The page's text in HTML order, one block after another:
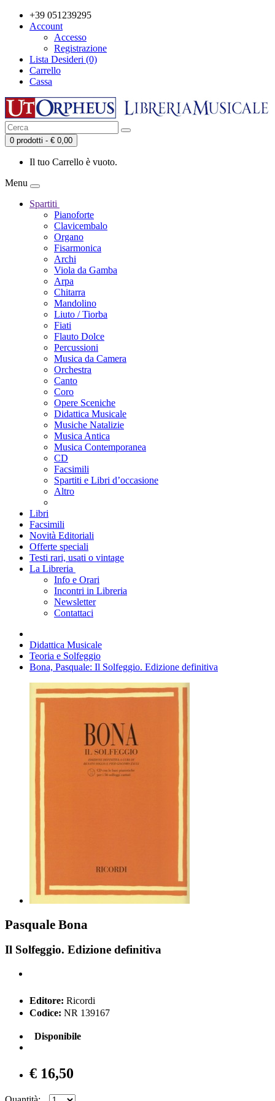
+39 051239295
Account
Accesso
Registrazione
Lista Desideri (0)
Carrello
Cassa
0 prodotti - € 0,00
Il tuo Carrello è vuoto.
Menu
Spartiti
Pianoforte
Clavicembalo
Organo
Fisarmonica
Archi
Viola da Gamba
Arpa
Chitarra
Mandolino
Liuto / Tiorba
Fiati
Flauto Dolce
Percussioni
Musica da Camera
Orchestra
Canto
Coro
Opere Sceniche
Didattica Musicale
Musiche Natalizie
Musica Antica
Musica Contemporanea
CD
Facsimili
Spartiti e Libri d’occasione
Altro
Libri
Facsimili
Novità Editoriali
Offerte speciali
Testi rari, usati o vintage
La Libreria
Info e Orari
Incontri in Libreria
Newsletter
Contattaci
Didattica Musicale
Teoria e Solfeggio
Bona, Pasquale: Il Solfeggio. Edizione definitiva
Pasquale Bona
Il Solfeggio. Edizione definitiva
Editore: Ricordi
Codice: NR 139167
Disponibile
€ 16,50